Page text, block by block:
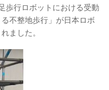
歩行ロボットにおける受動
不整地歩行」が日本ロボ
ました。